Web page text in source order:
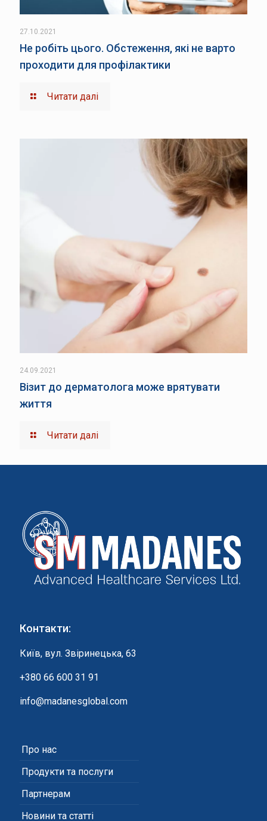
27.10.2021
Не робіть цього. Обстеження, які не варто
проходити для профілактики
Читати далі
24.09.2021
Візит до дерматолога може врятувати
життя
Читати далі
Контакти:
Київ, вул. Звіринецька, 63
+380 66 600 31 91
info@madanesglobal.com
Про нас
Продукти та послуги
Партнерам
Новини та статті